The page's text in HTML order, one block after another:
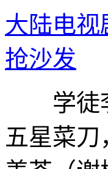
大陆电视
抢沙发
学徒李
五星菜刀